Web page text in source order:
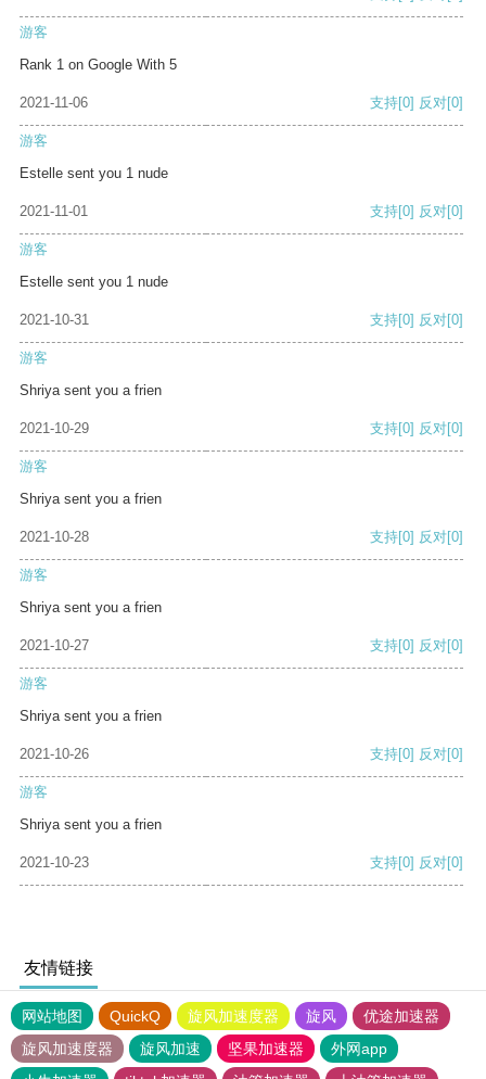
游客
Rank 1 on Google With 5
2021-11-06 支持[0] 反对[0]
游客
Estelle sent you 1 nude
2021-11-01 支持[0] 反对[0]
游客
Estelle sent you 1 nude
2021-10-31 支持[0] 反对[0]
游客
Shriya sent you a frien
2021-10-29 支持[0] 反对[0]
游客
Shriya sent you a frien
2021-10-28 支持[0] 反对[0]
游客
Shriya sent you a frien
2021-10-27 支持[0] 反对[0]
游客
Shriya sent you a frien
2021-10-26 支持[0] 反对[0]
游客
Shriya sent you a frien
2021-10-23 支持[0] 反对[0]
友情链接
网站地图 QuickQ 旋风加速度器 旋风
优途加速器
旋风加速度器
旋风加速 坚果加速器
外网app